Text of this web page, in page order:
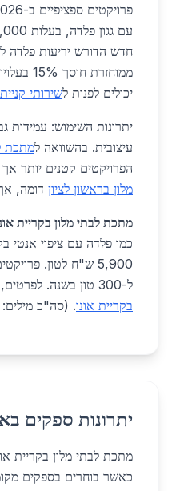
חדש הדורש יריעות פלדה
ממוחזרת
יכולים לפנות לשירותי
יתרונות השימוש: עמידות
עיצובית. בהשוואה למתכת
הפרויקטים קטנים יותר
מלון בראשון לציון דומה,
מתכת לבתי מלון בקריית
כמו פלדה עם ציפוי אנטי
5,900 ש"ח לטון.
ל-300 טון בשנה. לפרטים, בקרו ב
בקריית אונו. (סה"כ מילים: 1,320)
יתרונות ספקים
מתכת לבתי מלון בקריית
כאשר בוחרים בספקים